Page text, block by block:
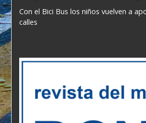
Con el Bici Bus los niños vuelven a
calles